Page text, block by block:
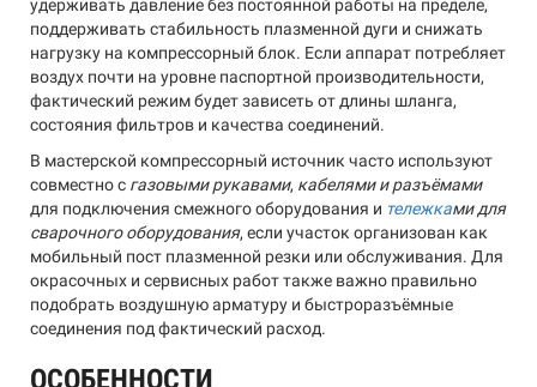
удерживать давление без постоянной работы на пределе,
поддерживать стабильность плазменной дуги и снижать
нагрузку на компрессорный блок. Если аппарат потребляет
воздух почти на уровне паспортной производительности,
фактический режим будет зависеть от длины шланга,
состояния фильтров и качества соединений.
В мастерской компрессорный источник часто используют
совместно с газовыми рукавами, кабелями и разъёмами
для подключения смежного оборудования и тележками для
сварочного оборудования, если участок организован как
мобильный пост плазменной резки или обслуживания. Для
окрасочных и сервисных работ также важно правильно
подобрать воздушную арматуру и быстроразъёмные
соединения под фактический расход.
ОСОБЕННОСТИ